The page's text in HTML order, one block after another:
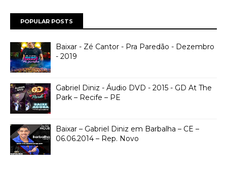
POPULAR POSTS
Baixar - Zé Cantor - Pra Paredão - Dezembro
- 2019
Gabriel Diniz - Áudio DVD - 2015 - GD At The
Park – Recife – PE
Baixar – Gabriel Diniz em Barbalha – CE –
06.06.2014 – Rep. Novo